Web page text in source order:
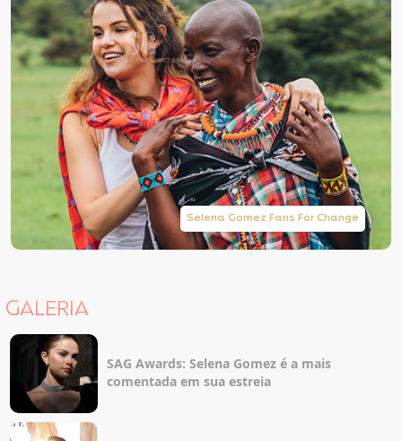
Selena Gomez Fans For Change
GALERIA
SAG Awards: Selena Gomez é a mais
comentada em sua estreia